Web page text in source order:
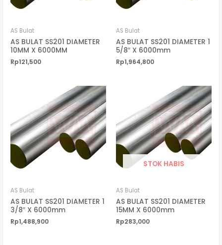
AS Bulat
AS BULAT SS201 DIAMETER
10MM X 6000MM
Rp121,500
AS Bulat
AS BULAT SS201 DIAMETER 1
5/8″ X 6000mm
Rp1,964,800
AS Bulat
AS BULAT SS201 DIAMETER 1
3/8″ X 6000mm
Rp1,488,900
STOK HABIS
AS Bulat
AS BULAT SS201 DIAMETER
15MM X 6000mm
Rp283,000